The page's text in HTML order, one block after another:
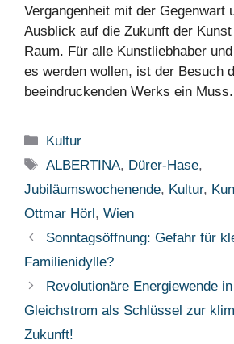
Vergangenheit mit der Gegenwart
Ausblick auf die Zukunft der
Raum. Für alle Kunstliebhaber
es werden wollen, ist der Besuch
beeindruckenden Werks ein Muss.
Kategorien
Kultur
Schlagwörter
ALBERTINA, Dürer-Hase,
Jubiläumswochenende, Kultur,
Ottmar Hörl , Wien
Sonntagsöffnung: Gefahr für
Familienidylle?
Revolutionäre Energiewende
Gleichstrom als Schlüssel zur
Zukunft!